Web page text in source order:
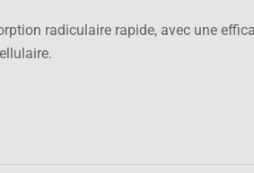
radiculaire rapide, avec une